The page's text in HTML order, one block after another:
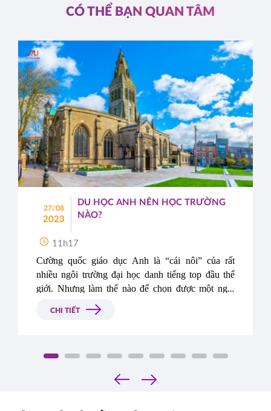
CÓ THỂ BẠN QUAN TÂM
27/08
2023
DU HỌC ANH NÊN HỌC TRƯỜNG
NÀO?
11h17
Cường quốc giáo dục Anh là “cái nôi” của rất
nhiều ngôi trường đại học danh tiếng top đầu thế
giới. Nhưng làm thế nào để chọn được một ngôi
trường hợp mục tiêu, vừa khả năng học lực cũng
như điều kiện tài chính của gia đình lại là một câu
Học Á – Âu khám phá thông qua bài viết sau đây
CHI TIẾT
‹
›